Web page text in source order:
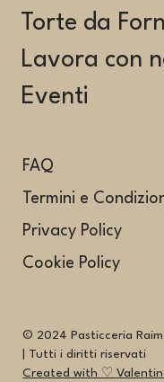
Torte da
Lavora con
Eventi
Privacy Policy
Termini e
FAQ
Cookie Policy
© 2024 Pasticceria
| Tutti i diritti riservati
Created with ♡